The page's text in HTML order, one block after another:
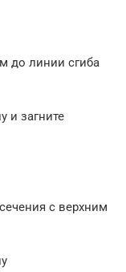
до линии сгиба
и загните
с верхним